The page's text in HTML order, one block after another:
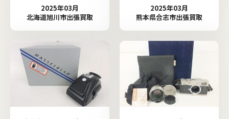
2025年03月
北海道旭川市出張買取
2025年03月
熊本県合志市出張買取